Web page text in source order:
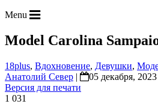
Menu
Model Carolina
18plus, Вдохновение, Девушки,
Анатолий Север | 05 декабря, 2023
Версия для печати
1 031